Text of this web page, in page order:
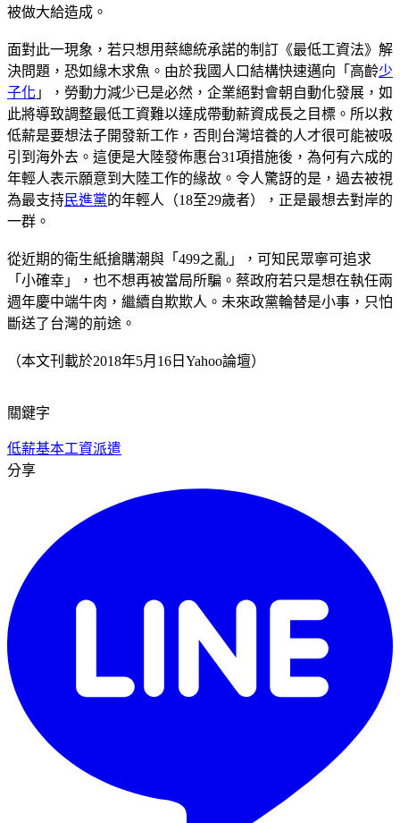
被做大給造成。
面對此一現象，若只想用蔡總統承諾的制訂《最低工資法》解
決問題，恐如緣木求魚。由於我國人口結構快速邁向「高齡少
子化 」，勞動力減少已是必然，企業絕對會朝自動化發展，如
此將導致調整最低工資難以達成帶動薪資成長之目標。所以救
低薪是要想法子開發新工作，否則台灣培養的人才很可能被吸
引到海外去。這便是大陸發佈惠台31項措施後，為何有六成的
年輕人表示願意到大陸工作的緣故。令人驚訝的是，過去被視
為最支持民進黨的年輕人（18至29歲者），正是最想去對岸的
一群。
從近期的衛生紙搶購潮與「499之亂」，可知民眾寧可追求
「小確幸」，也不想再被當局所騙。蔡政府若只是想在執任兩
週年慶中端牛肉，繼續自欺欺人。未來政黨輪替是小事，只怕
斷送了台灣的前途。
（本文刊載於2018年5月16日Yahoo論壇）
關鍵字
低薪基本工資派遣
分享